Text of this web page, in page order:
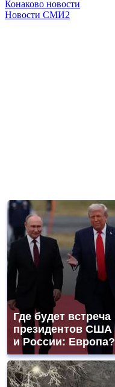
Конаково новости
Новости СМИ2
Где будет встреча
президентов США
и России: Европа?